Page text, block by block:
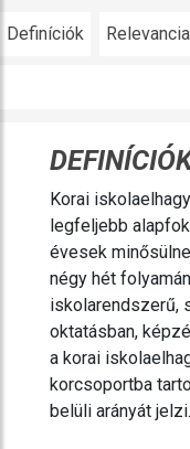
Definíciók Relevancia
Korai
legfeljebb
évesek
négy hét
iskolarendszerű,
oktatásban,
a korai
korcsoportba
belüli arányát jelzi.